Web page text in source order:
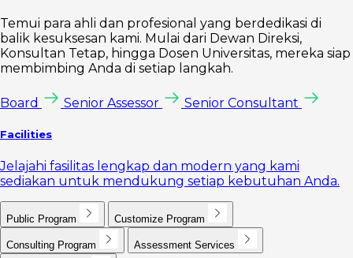
Temui para ahli dan profesional yang berdedikasi di
balik kesuksesan kami. Mulai dari Dewan Direksi,
Konsultan Tetap, hingga Dosen Universitas, mereka siap
membimbing Anda di setiap langkah.
Board Senior Assessor Senior Consultant
Facilities
Jelajahi fasilitas lengkap dan modern yang kami
sediakan untuk mendukung setiap kebutuhan Anda.
Public Program Customize Program
Consulting Program Assessment Services